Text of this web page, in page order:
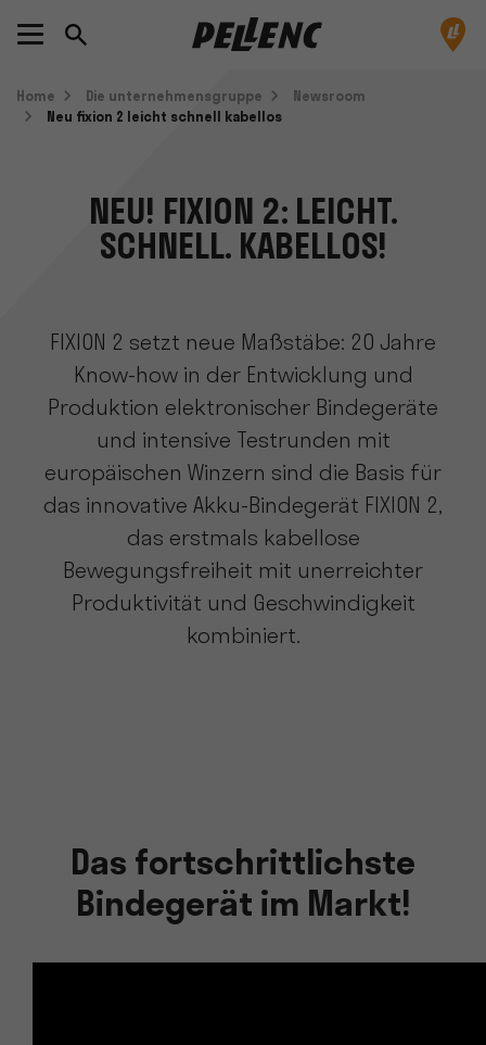
Home Die unternehmensgruppe
Newsroom
Neu fixion 2 leicht schnell kabellos
NEU! FIXION 2: LEICHT.
SCHNELL. KABELLOS!
FIXION 2 setzt neue Maßstäbe: 20 Jahre
Know-how in der Entwicklung und
Produktion elektronischer Bindegeräte
und intensive Testrunden mit
europäischen Winzern sind die Basis für
das innovative Akku-Bindegerät FIXION 2,
das erstmals kabellose
Bewegungsfreiheit mit unerreichter
Produktivität und Geschwindigkeit
kombiniert.
Das fortschrittlichste
Bindegerät im Markt!